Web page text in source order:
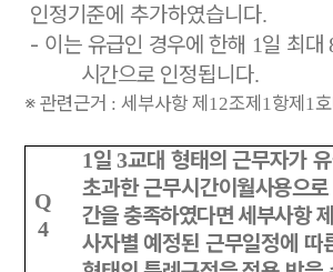
인정기준에 추가하였습니다.
- 이는 유급인 경우에 한해 1일 최대
시간으로 인정됩니다.
※관련근거 :세부사항 제 12조제 1항제 1
Q
4
1일3교대 형태의 근무자가
초과한 근무시간이월사용으
간을 충족하였다면 세부사항 제
사자별 예정된 근무일정에 따